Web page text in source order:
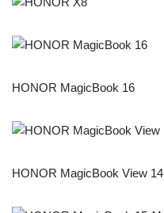
HONOR MagicBook 16
HONOR MagicBook View 14